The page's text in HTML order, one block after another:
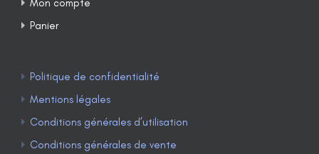
Mon compte
Panier
Politique de confidentialité
Mentions légales
Conditions générales d’utilisation
Conditions générales de vente